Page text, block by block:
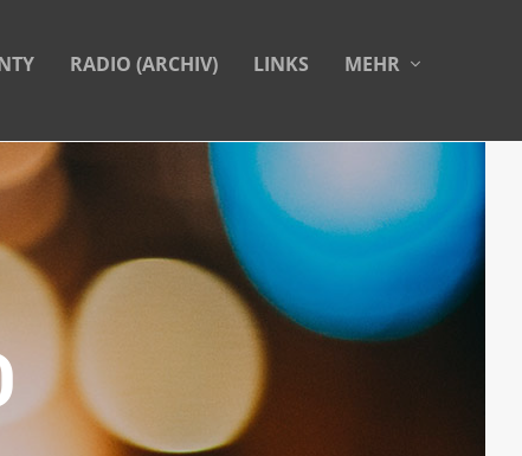
RADIO (ARCHIV) LINKS MEHR